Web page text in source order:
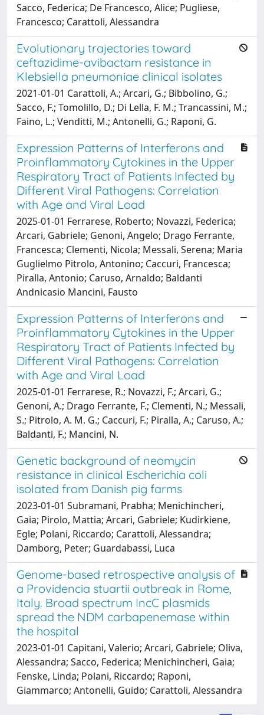
Sacco, Federica; De Francesco, Alice; Pugliese,
Francesco; Carattoli, Alessandra
Evolutionary trajectories toward
ceftazidime-avibactam resistance in
Klebsiella pneumoniae clinical isolates
2021-01-01 Carattoli, A.; Arcari, G.; Bibbolino, G.;
Sacco, F.; Tomolillo, D.; Di Lella, F. M.; Trancassini, M.;
Faino, L.; Venditti, M.; Antonelli, G.; Raponi, G.
Expression Patterns of Interferons and
Proinflammatory Cytokines in the Upper
Respiratory Tract of Patients Infected by
Different Viral Pathogens: Correlation
with Age and Viral Load
2025-01-01 Ferrarese, Roberto; Novazzi, Federica;
Arcari, Gabriele; Genoni, Angelo; Drago Ferrante,
Francesca; Clementi, Nicola; Messali, Serena; Maria
Guglielmo Pitrolo, Antonino; Caccuri, Francesca;
Piralla, Antonio; Caruso, Arnaldo; Baldanti
Andnicasio Mancini, Fausto
Expression Patterns of Interferons and
Proinflammatory Cytokines in the Upper
Respiratory Tract of Patients Infected by
Different Viral Pathogens: Correlation
with Age and Viral Load
2025-01-01 Ferrarese, R.; Novazzi, F.; Arcari, G.;
Genoni, A.; Drago Ferrante, F.; Clementi, N.; Messali,
S.; Pitrolo, A. M. G.; Caccuri, F.; Piralla, A.; Caruso, A.;
Baldanti, F.; Mancini, N.
Genetic background of neomycin
resistance in clinical Escherichia coli
isolated from Danish pig farms
2023-01-01 Subramani, Prabha; Menichincheri,
Gaia; Pirolo, Mattia; Arcari, Gabriele; Kudirkiene,
Egle; Polani, Riccardo; Carattoli, Alessandra;
Damborg, Peter; Guardabassi, Luca
Genome-based retrospective analysis of
a Providencia stuartii outbreak in Rome,
Italy. Broad spectrum IncC plasmids
spread the NDM carbapenemase within
the hospital
2023-01-01 Capitani, Valerio; Arcari, Gabriele; Oliva,
Alessandra; Sacco, Federica; Menichincheri, Gaia;
Fenske, Linda; Polani, Riccardo; Raponi,
Giammarco; Antonelli, Guido; Carattoli, Alessandra